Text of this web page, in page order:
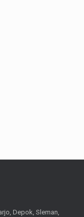
Depok, Sleman,